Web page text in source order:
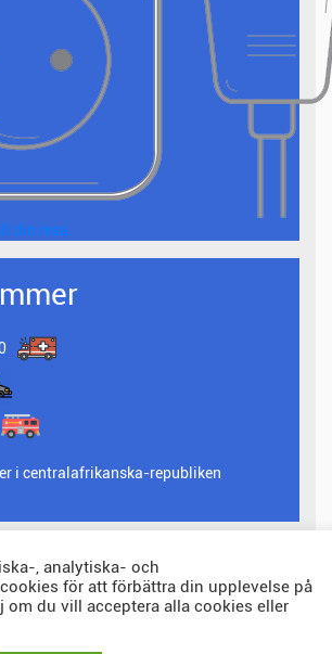
din resa.
i centralafrikanska-republiken
Alla rättigheter förbehållna.
, analytiska- och
för att förbättra din upplevelse på
om du vill acceptera alla cookies eller